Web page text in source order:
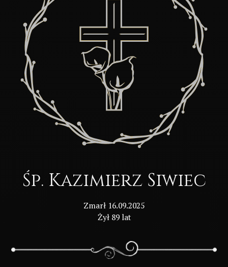
Śp. Kazimierz Siwiec
Zmarł 16.09.2025
Żył 89 lat